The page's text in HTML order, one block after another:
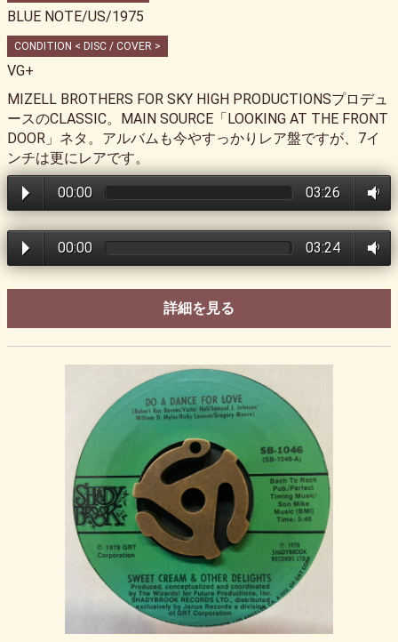
BLUE NOTE/US/1975
CONDITION < DISC / COVER >
VG+
MIZELL BROTHERS FOR SKY HIGH PRODUCTIONSプロデュ
ースのCLASSIC。MAIN SOURCE「LOOKING AT THE FRONT
DOOR」ネタ。アルバムも今やすっかりレア盤ですが、7イ
ンチは更にレアです。
00:00 03:26
00:00 03:24
詳細を見る